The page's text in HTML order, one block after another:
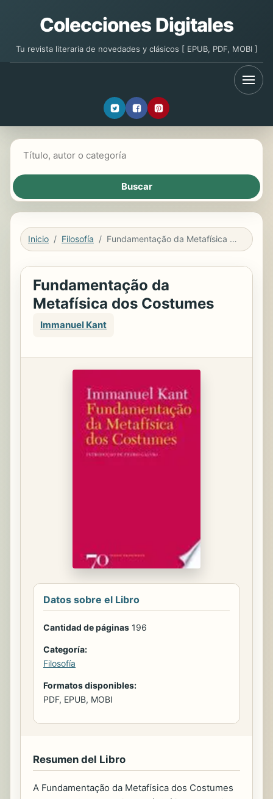
Colecciones Digitales
Tu revista literaria de novedades y clásicos [ EPUB, PDF, MOBI ]
Inicio Filosofía Fundamentação da Metafísica dos Costumes
Fundamentação da
Metafísica dos Costumes
Immanuel Kant
Datos sobre el Libro
Cantidad de páginas 196
Categoría:
Filosofía
Formatos disponibles:
PDF, EPUB, MOBI
Resumen del Libro
A Fundamentação da Metafísica dos Costumes